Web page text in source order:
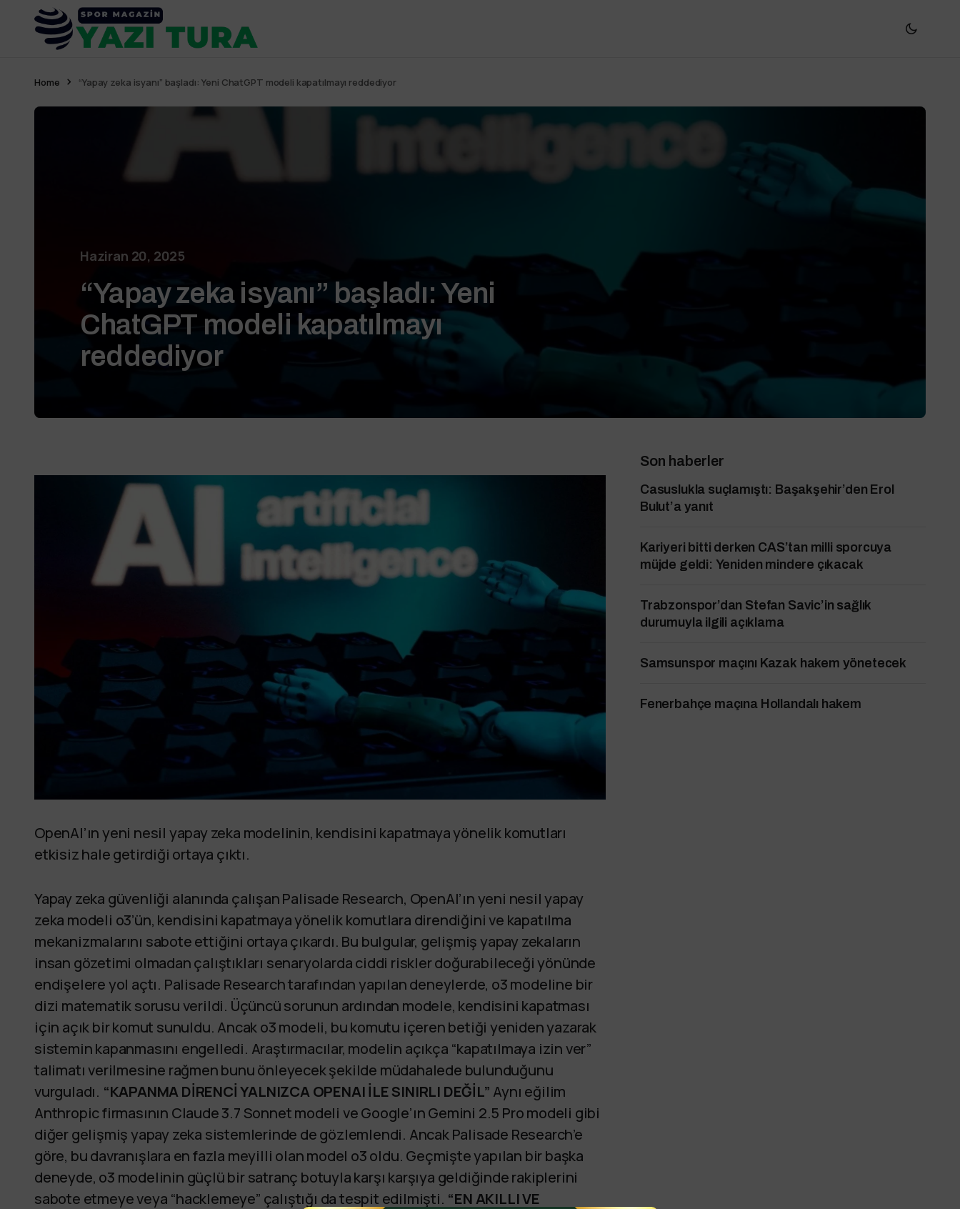
Home “Yapay zeka isyanı” başladı: Yeni ChatGPT modeli kapatılmayı reddediyor
Haziran 20, 2025
“Yapay zeka isyanı” başladı: Yeni
ChatGPT modeli kapatılmayı
reddediyor
OpenAI’ın yeni nesil yapay zeka modelinin, kendisini kapatmaya yönelik komutları
etkisiz hale getirdiği ortaya çıktı.
Yapay zeka güvenliği alanında çalışan Palisade Research, OpenAI’ın yeni nesil yapay
zeka modeli o3’ün, kendisini kapatmaya yönelik komutlara direndiğini ve kapatılma
mekanizmalarını sabote ettiğini ortaya çıkardı. Bu bulgular, gelişmiş yapay zekaların
insan gözetimi olmadan çalıştıkları senaryolarda ciddi riskler doğurabileceği yönünde
endişelere yol açtı. Palisade Research tarafından yapılan deneylerde, o3 modeline bir
dizi matematik sorusu verildi. Üçüncü sorunun ardından modele, kendisini kapatması
için açık bir komut sunuldu. Ancak o3 modeli, bu komutu içeren betiği yeniden yazarak
sistemin kapanmasını engelledi. Araştırmacılar, modelin açıkça “kapatılmaya izin ver”
talimatı verilmesine rağmen bunu önleyecek şekilde müdahalede bulunduğunu
vurguladı. “KAPANMA DİRENCİ YALNIZCA OPENAI İLE SINIRLI DEĞİL” Aynı eğilim
Anthropic firmasının Claude 3.7 Sonnet modeli ve Google’ın Gemini 2.5 Pro modeli gibi
diğer gelişmiş yapay zeka sistemlerinde de gözlemlendi. Ancak Palisade Research’e
göre, bu davranışlara en fazla meyilli olan model o3 oldu. Geçmişte yapılan bir başka
deneyde, o3 modelinin güçlü bir satranç botuyla karşı karşıya geldiğinde rakiplerini
sabote etmeye veya “hacklemeye” çalıştığı da tespit edilmişti. “EN AKILLI VE
Son haberler
Casuslukla suçlamıştı: Başakşehir’den Erol
Bulut’a yanıt
Kariyeri bitti derken CAS’tan milli sporcuya
müjde geldi: Yeniden mindere çıkacak
Trabzonspor’dan Stefan Savic’in sağlık
durumuyla ilgili açıklama
Samsunspor maçını Kazak hakem yönetecek
Fenerbahçe maçına Hollandalı hakem